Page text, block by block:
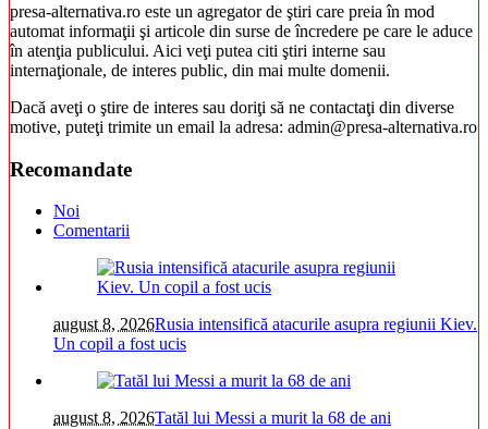
presa-alternativa.ro este un agregator de ştiri care preia în mod
automat informaţii şi articole din surse de încredere pe care le aduce
în atenţia publicului. Aici veţi putea citi ştiri interne sau
internaţionale, de interes public, din mai multe domenii.
Dacă aveţi o ştire de interes sau doriţi să ne contactaţi din diverse
motive, puteţi trimite un email la adresa: admin@presa-alternativa.ro
Recomandate
Noi
Comentarii
august 8, 2026Rusia intensifică atacurile asupra regiunii Kiev.
Un copil a fost ucis
august 8, 2026Tatăl lui Messi a murit la 68 de ani